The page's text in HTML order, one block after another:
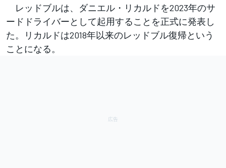
レッドブルは、ダニエル・リカルドを2023年のサ
ードドライバーとして起用することを正式に発表し
た。リカルドは2018年以来のレッドブル復帰という
ことになる。